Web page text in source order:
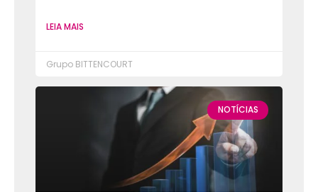
LEIA MAIS
Grupo BITTENCOURT
NOTÍCIAS